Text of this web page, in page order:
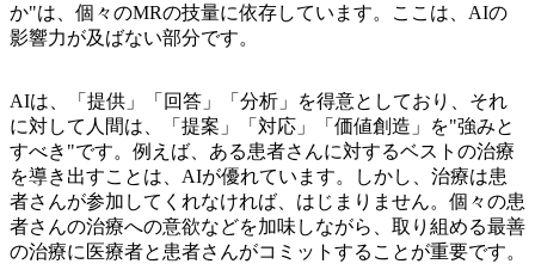
か"は、個々のMRの技量に依存しています。ここは、AIの
影響力が及ばない部分です。
AIは、「提供」「回答」「分析」を得意としており、それ
に対して人間は、「提案」「対応」「価値創造」を"強みと
すべき"です。例えば、ある患者さんに対するベストの治療
を導き出すことは、AIが優れています。しかし、治療は患
者さんが参加してくれなければ、はじまりません。個々の患
者さんの治療への意欲などを加味しながら、取り組める最善
の治療に医療者と患者さんがコミットすることが重要です。